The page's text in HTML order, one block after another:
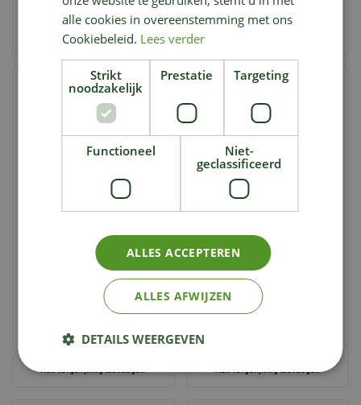
Bestellen
Aan vergelijking toevoegen
Bestellen
Weber ® keramische
taartvorm - 30cm
99
Bestellen
Aan vergelijking toevoegen
Wood pellets Oak - 8kg
€19
Aan vergelijking toevoegen
alle cookies in overeenstemming met ons
Cookiebeleid. Lees verder
Strikt
noodzakelijk
Prestatie Targeting
Functioneel
Niet-
geclassificeerd
ALLES ACCEPTEREN
ALLES AFWIJZEN
DETAILS WEERGEVEN